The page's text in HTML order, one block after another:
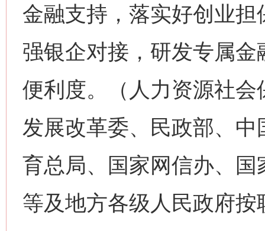
金融支持，落实好创业
强银企对接，研发专属
便利度。（人力资源社
发展改革委、民政部、
育总局、国家网信办、
等及地方各级人民政府按